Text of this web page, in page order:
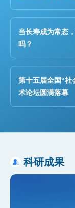
当长寿成为常态
吗？
第十五届全国“社
术论坛圆满落幕
科研成果